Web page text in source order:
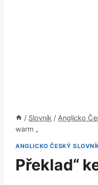
/ Slovník / Anglicko
warm „
ANGLICKO ČESKÝ
Překlad“